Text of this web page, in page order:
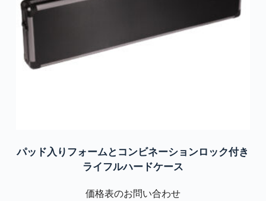
パッド入りフォームとコンビネーションロック付き
ライフルハードケース
価格表のお問い合わせ